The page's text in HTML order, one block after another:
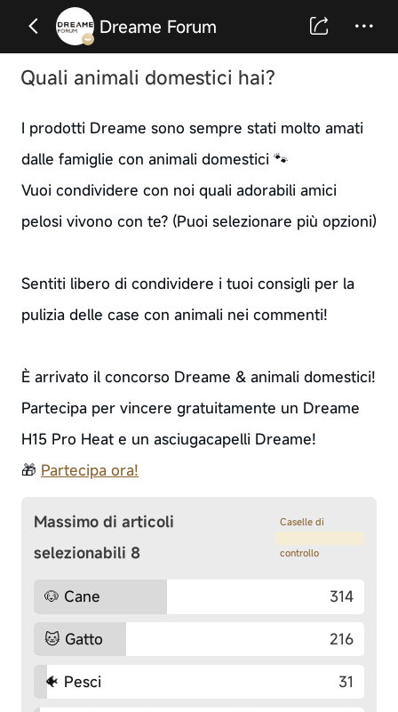
Dreame Forum
Quali animali domestici hai?
I prodotti Dreame sono sempre stati molto amati
dalle famiglie con animali domestici 🐾
Vuoi condividere con noi quali adorabili amici
pelosi vivono con te? (Puoi selezionare più opzioni)
Sentiti libero di condividere i tuoi consigli per la
pulizia delle case con animali nei commenti!
È arrivato il concorso Dreame & animali domestici!
Partecipa per vincere gratuitamente un Dreame
H15 Pro Heat e un asciugacapelli Dreame!
🎁 Partecipa ora!
Massimo di articoli
selezionabili 8
Caselle di
controllo
🐶 Cane 314
🐱 Gatto 216
🐠 Pesci 31